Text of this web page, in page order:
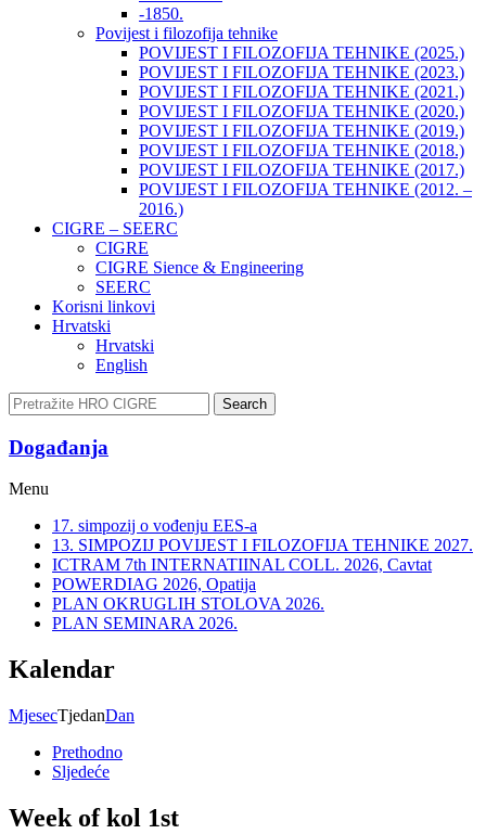
-1850.
Povijest i filozofija tehnike
POVIJEST I FILOZOFIJA TEHNIKE (2025.)
POVIJEST I FILOZOFIJA TEHNIKE (2023.)
POVIJEST I FILOZOFIJA TEHNIKE (2021.)
POVIJEST I FILOZOFIJA TEHNIKE (2020.)
POVIJEST I FILOZOFIJA TEHNIKE (2019.)
POVIJEST I FILOZOFIJA TEHNIKE (2018.)
POVIJEST I FILOZOFIJA TEHNIKE (2017.)
POVIJEST I FILOZOFIJA TEHNIKE (2012. –
2016.)
CIGRE – SEERC
CIGRE
CIGRE Sience & Engineering
SEERC
Korisni linkovi
Hrvatski
Hrvatski
English
Search
Događanja​
Menu
17. simpozij o vođenju EES-a
13. SIMPOZIJ POVIJEST I FILOZOFIJA TEHNIKE 2027.
ICTRAM 7th INTERNATIINAL COLL. 2026, Cavtat
POWERDIAG 2026, Opatija
PLAN OKRUGLIH STOLOVA 2026.
PLAN SEMINARA 2026.
Kalendar
MjesecTjedanDan
Prethodno
Sljedeće
Week of kol 1st